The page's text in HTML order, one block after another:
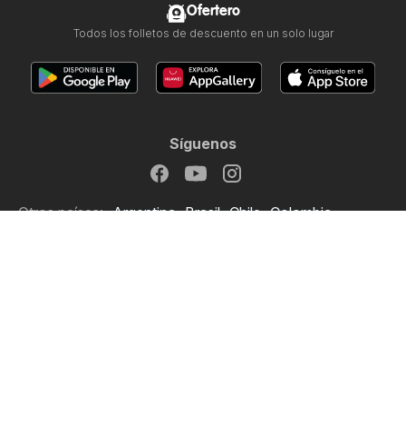
Ofertero
Todos los folletos de descuento en un solo lugar
Síguenos
Otros países: Argentina Brasil Chile Colombia